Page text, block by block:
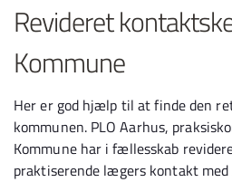
Revideret
Kommune
Her er god hjælp til at finde den
kommunen. PLO Aarhus,
Kommune har i fællesskab
praktiserende lægers kontakt med